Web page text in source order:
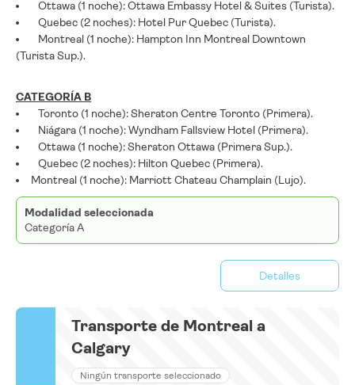
Ottawa (1 noche): Ottawa Embassy Hotel & Suites (Turista).
Quebec (2 noches): Hotel Pur Quebec (Turista).
Montreal (1 noche): Hampton Inn Montreal Downtown
(Turista Sup.).
CATEGORÍA B
Toronto (1 noche): Sheraton Centre Toronto (Primera).
Niágara (1 noche): Wyndham Fallsview Hotel (Primera).
Ottawa (1 noche): Sheraton Ottawa (Primera Sup.).
Quebec (2 noches): Hilton Quebec (Primera).
Montreal (1 noche): Marriott Chateau Champlain (Lujo).
Modalidad seleccionada
Categoría A
Detalles
Transporte de Montreal a
Calgary
Ningún transporte seleccionado